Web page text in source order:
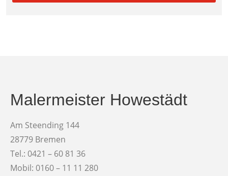
Malermeister Howestädt
Am Steending 144
28779 Bremen
Tel.: 0421 – 60 81 36
Mobil: 0160 – 11 11 280